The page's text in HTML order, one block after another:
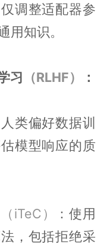
调整适配器参
用知识。
习 （RLHF） ：
类偏好数据训
模型响应的质
（iTeC）
：使用
，包括拒绝采